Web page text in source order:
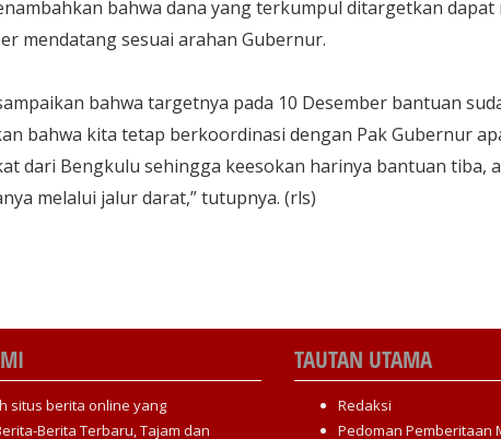
bahwa dana yang terkumpul ditargetkan
mendatang sesuai arahan Gubernur.
bahwa targetnya pada 10 Desember bantuan
bahwa kita tetap berkoordinasi dengan Pak Gubernur
dari Bengkulu sehingga keesokan harinya bantuan tiba,
melalui jalur darat,” tutupnya. (rls)
situs berita online yang
Berita Terbaru, Tajam dan
TAUTAN UTAMA
Redaksi
Pedoman Pemberitaan